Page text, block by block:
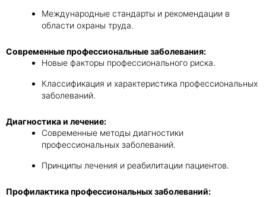
Международные стандарты и рекомендации в
области охраны труда.
Современные профессиональные заболевания:
Новые факторы профессионального риска.
Классификация и характеристика профессиональных
заболеваний.
Диагностика и лечение:
Современные методы диагностики
профессиональных заболеваний.
Принципы лечения и реабилитации пациентов.
Профилактика профессиональных заболеваний: